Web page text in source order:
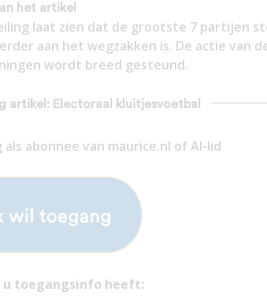
het artikel
laat zien dat de grootste 7 partijen
is. De actie van de FNV over de bezuinigingen op de
wordt breed gesteund.
artikel: Electoraal kluitjesvoetbal
abonnee van maurice.nl of AI-lid
u toegangsinfo heeft: